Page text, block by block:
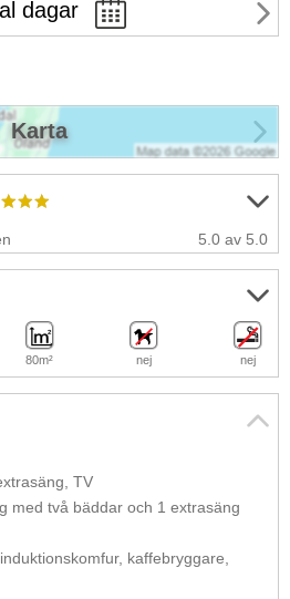
dagar
TV
med två bäddar och 1 extrasäng
kaffebryggare,
5.0 av 5.0
80m² nej nej
Karta